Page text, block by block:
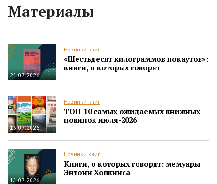
Материалы
21.07.2026
Новинки книг
«Шестьдесят килограммов нокаутов»:
книги, о которых говорят
16.07.2026
Новинки книг
ТОП-10 самых ожидаемых книжных
новинок июля-2026
13.07.2026
Новинки книг
Книги, о которых говорят: мемуары
Энтони Хопкинса